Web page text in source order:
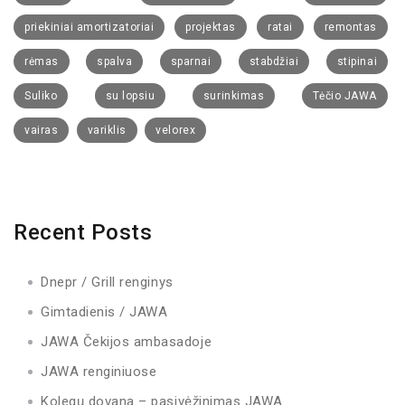
priekiniai amortizatoriai projektas ratai remontas
rėmas spalva sparnai stabdžiai stipinai
Suliko su lopsiu surinkimas Tėčio JAWA
vairas variklis velorex
Recent Posts
Dnepr / Grill renginys
Gimtadienis / JAWA
JAWA Čekijos ambasadoje
JAWA renginiuose